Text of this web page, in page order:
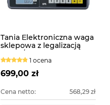
Tania Еlektroniczna waga
sklepowa z legalizacją
BPS 6/15 kg
1 ocena
699,00 zł
Cena netto: 568,29 zł